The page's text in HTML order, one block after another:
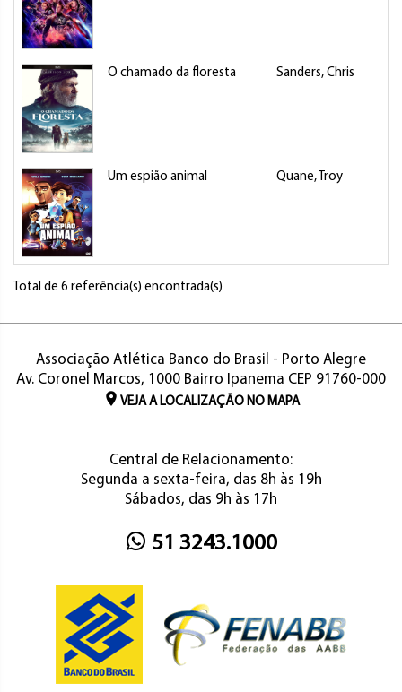
O chamado da floresta Sanders, Chris
Um espião animal Quane, Troy
Total de 6 referência(s) encontrada(s)
Associação Atlética Banco do Brasil - Porto Alegre
Av. Coronel Marcos, 1000 Bairro Ipanema CEP 91760-000
VEJA A LOCALIZAÇÃO NO MAPA
Central de Relacionamento:
Segunda a sexta-feira, das 8h às 19h
Sábados, das 9h às 17h
51 3243.1000